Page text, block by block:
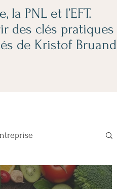
PNL et l’EFT.
des clés pratiques
de Kristof Bruand